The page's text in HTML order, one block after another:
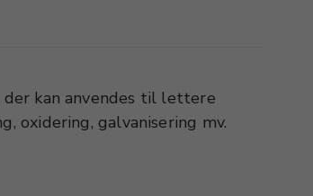
der kan anvendes til lettere
oxidering, galvanisering mv.